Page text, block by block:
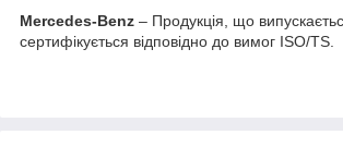
Mercedes-Benz – Продукція, що
сертифікується відповідно до вимог ISO/TS.